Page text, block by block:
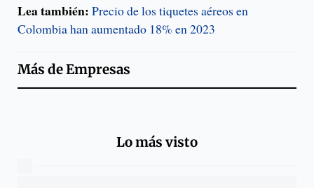
Lea también: Precio de los tiquetes aéreos en
Colombia han aumentado 18% en 2023
Más deEmpresas
Lo más visto